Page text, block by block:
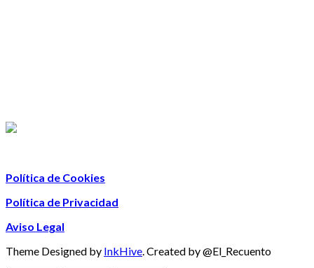
Política de Cookies
Política de Privacidad
Aviso Legal
Theme Designed by InkHive.Created by @El_Recuento